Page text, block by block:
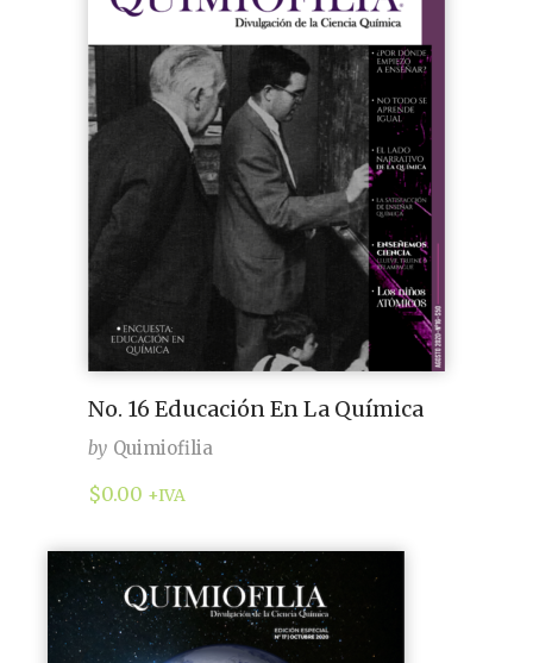
No. 16 Educación En La Química
by Quimiofilia
$0.00 +IVA